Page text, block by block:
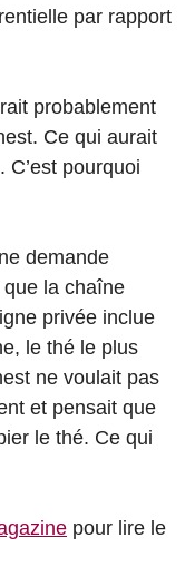
par rapport
probablement
Ce qui aurait
pourquoi
demande
la chaîne
privée inclue
le thé le plus
ne voulait pas
et pensait que
le thé. Ce qui
pour lire le